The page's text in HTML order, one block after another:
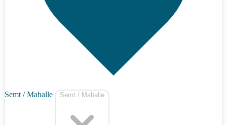
Semt / Mahalle Semt / Mahalle